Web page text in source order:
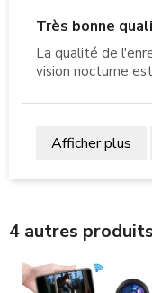
Très bonne
La qualité de
vision nocturne
Afficher plus
4 autres